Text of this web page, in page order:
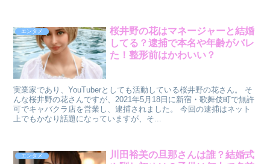
エンタメ
桜井野の花はマネージャーと結婚
してる？逮捕で本名や年齢がバレ
た！整形前はかわいい？
実業家であり、YouTuberとしても活動している桜井野の花さん。 そ
んな桜井野の花さんですが、2021年5月18日に新宿・歌舞伎町で無許
可でキャバクラ店を営業し、逮捕されました。 今回の逮捕はネット
上でもかなり話題になっていますが、そ...
エンタメ
川田裕美の旦那さんは誰？結婚式